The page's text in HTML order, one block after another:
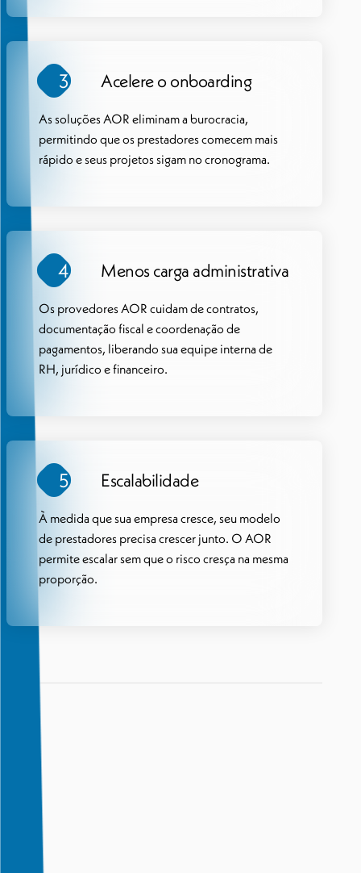
3 Acelere o onboarding
As soluções AOR eliminam a burocracia,
permitindo que os prestadores comecem mais
rápido e seus projetos sigam no cronograma.
4 Menos carga administrativa
Os provedores AOR cuidam de contratos,
documentação fiscal e coordenação de
pagamentos, liberando sua equipe interna de
RH, jurídico e financeiro.
5 Escalabilidade
À medida que sua empresa cresce, seu modelo
de prestadores precisa crescer junto. O AOR
permite escalar sem que o risco cresça na mesma
proporção.